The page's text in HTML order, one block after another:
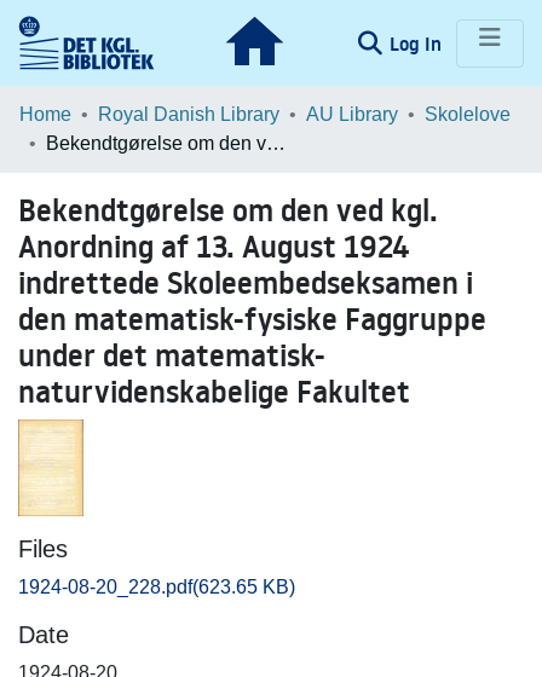
Log In (current)
Communities & Collections
Browse LOAR
Statistics
Home Royal Danish Library AU Library
Skolelove
Bekendtgørelse om den ved kgl. Anordning af 13. August 1924 indrettede Skoleembedseksamen i den matematisk-fysiske Faggruppe under det matematisk-naturvidenskabelige Fakultet
Bekendtgørelse om den ved kgl.
Anordning af 13. August 1924
indrettede Skoleembedseksamen i
den matematisk-fysiske Faggruppe
under det matematisk-
naturvidenskabelige Fakultet
Files
1924-08-20_228.pdf(623.65 KB)
Date
1924-08-20